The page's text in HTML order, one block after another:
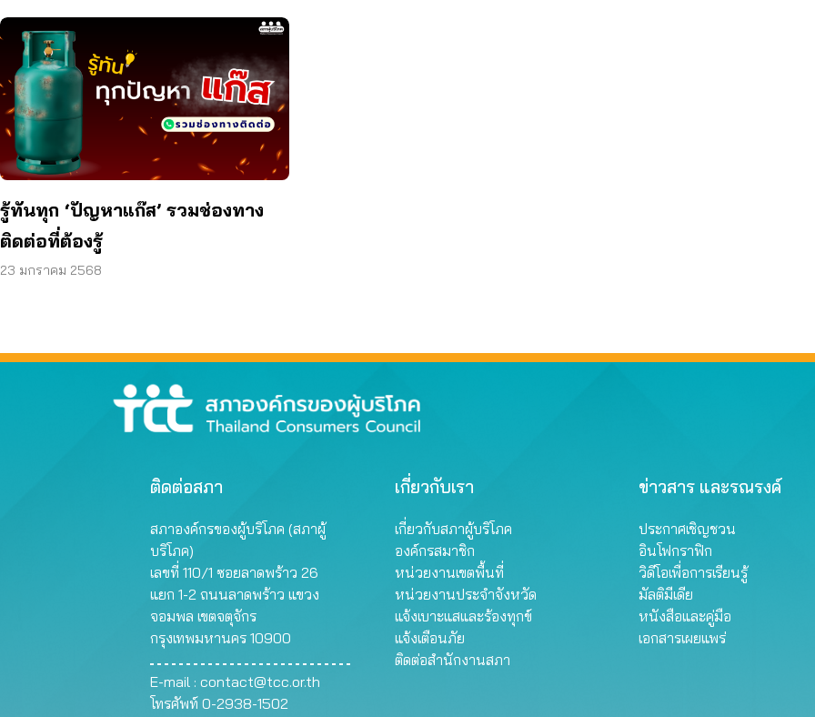
รู้ทันทุก ‘ปัญหาแก๊ส’ รวมช่องทาง
ติดต่อที่ต้องรู้
23 มกราคม 2568
ติดต่อสภา
สภาองค์กรของผู้บริโภค (สภาผู้
บริโภค)
เลขที่ 110/1 ซอยลาดพร้าว 26
แยก 1-2 ถนนลาดพร้าว แขวง
จอมพล เขตจตุจักร
กรุงเทพมหานคร 10900
E-mail : contact@tcc.or.th
โทรศัพท์ 0-2938-1502
เกี่ยวกับเรา
เกี่ยวกับสภาผู้บริโภค
องค์กรสมาชิก
หน่วยงานเขตพื้นที่
หน่วยงานประจำจังหวัด
แจ้งเบาะแสและร้องทุกข์
แจ้งเตือนภัย
ติดต่อสำนักงานสภา
ข่าวสาร และรณรงค์
ประกาศเชิญชวน
อินโฟกราฟิก
วิดีโอเพื่อการเรียนรู้
มัลติมีเดีย
หนังสือและคู่มือ
เอกสารเผยแพร่